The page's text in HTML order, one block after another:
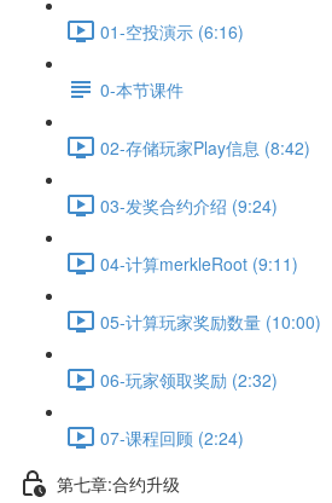
01-空投演示 (6:16)
0-本节课件
02-存储玩家Play信息 (8:42)
03-发奖合约介绍 (9:24)
04-计算merkleRoot (9:11)
05-计算玩家奖励数量 (10:00)
06-玩家领取奖励 (2:32)
07-课程回顾 (2:24)
第七章:合约升级